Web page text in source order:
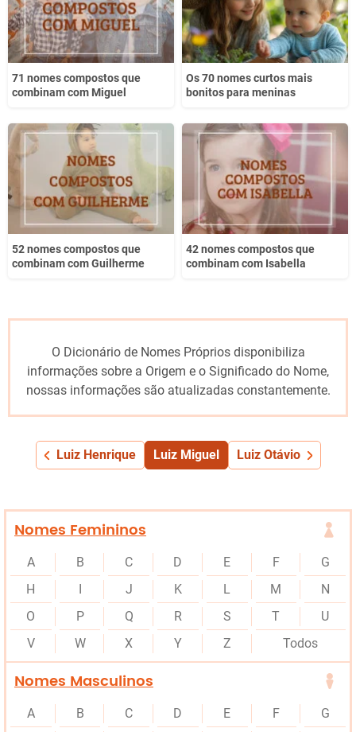
71 nomes compostos que
combinam com Miguel
Os 70 nomes curtos mais
bonitos para meninas
52 nomes compostos que
combinam com Guilherme
42 nomes compostos que
combinam com Isabella
O Dicionário de Nomes Próprios disponibiliza
informações sobre a Origem e o Significado do Nome,
nossas informações são atualizadas constantemente.
Luiz Henrique Luiz Miguel Luiz Otávio
Nomes Femininos
A B C D E F
G
H
J K L M
N
O
P Q R S T
U
V
W X Y Z Todos
Nomes Masculinos
A B C D E F
G